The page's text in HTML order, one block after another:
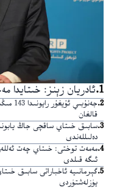
1
.ئادريان زېنز: خىتايدا
2
.
قالغان
3
.سابىق خىتاي ساقچى جاڭ
دەلىللەندى
4
.مەمەت توختى: خىتاي چەت
ئىگە قىلدى
5
.گېرمانىيە ئاخباراتى سابىق
يۈزلەشتۈردى